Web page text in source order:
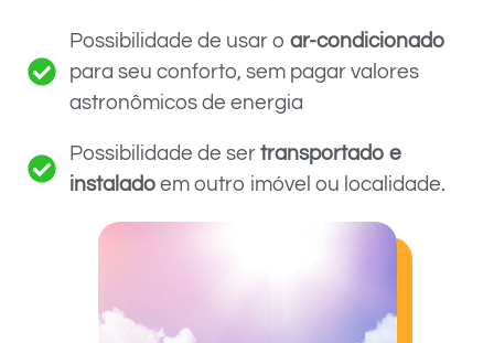
Possibilidade de usar o ar-condicionado
para seu conforto, sem pagar valores
astronômicos de energia
Possibilidade de ser transportado e
instaladoem outro imóvel ou localidade.